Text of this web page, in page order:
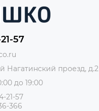
57
й Нагатинский проезд, д.2
до 19:00
21-57
366